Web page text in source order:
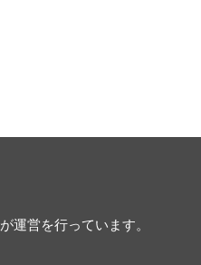
が運営を行っています。